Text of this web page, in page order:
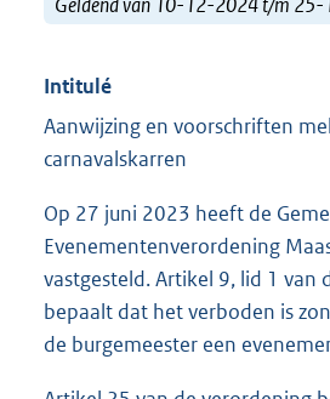
Intitulé
Aanwijzing en voorschriften
carnavalskarren
Op 27 juni 2023 heeft de
Evenementenverordening
vastgesteld. Artikel 9, lid 1 van
bepaalt dat het verboden is
de burgemeester een